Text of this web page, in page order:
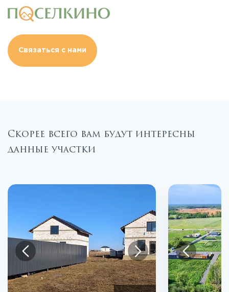
Связаться с нами
Скорее всего вам будут интересны
данные участки